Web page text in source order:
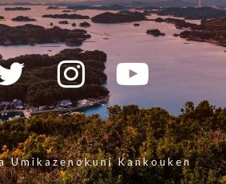
Umikazenokuni Kankouken